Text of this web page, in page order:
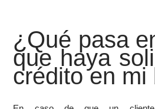
¿Qué pasa
que haya
crédito en mi